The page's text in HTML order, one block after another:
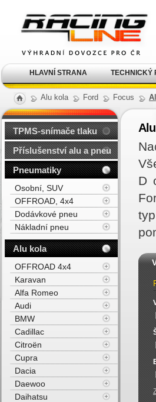
Alu kola Ford Focus
D
TPMS-snímače tlaku
Příslušenství alu a pneu
Pneumatiky
Osobní, SUV
OFFROAD, 4x4
Dodávkové pneu
Nákladní pneu
Alu kola
OFFROAD 4x4
Karavan
Alfa Romeo
Audi
BMW
Cadillac
Citroën
Cupra
Dacia
Daewoo
Daihatsu
kola Racing Line
HLAVNÍ STRANA TECHNICKÝ